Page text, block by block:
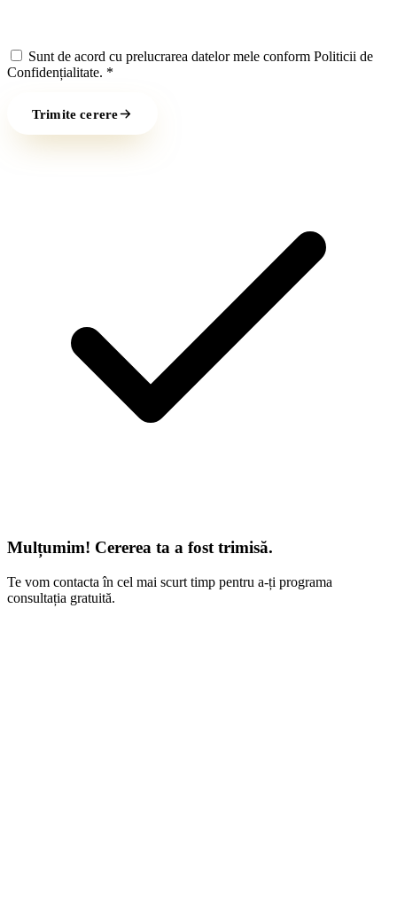
Sunt de acord cu prelucrarea datelor mele conform Politicii de
Confidențialitate. *
Trimite cerere
Mulțumim! Cererea ta a fost trimisă.
Te vom contacta în cel mai scurt timp pentru a-ți programa
consultația gratuită.